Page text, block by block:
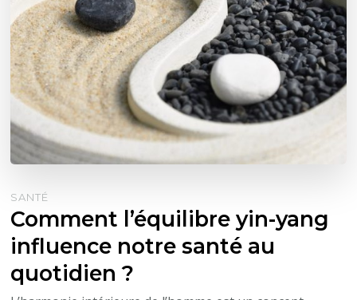
SANTÉ
Comment l’équilibre yin-yang
influence notre santé au
quotidien ?